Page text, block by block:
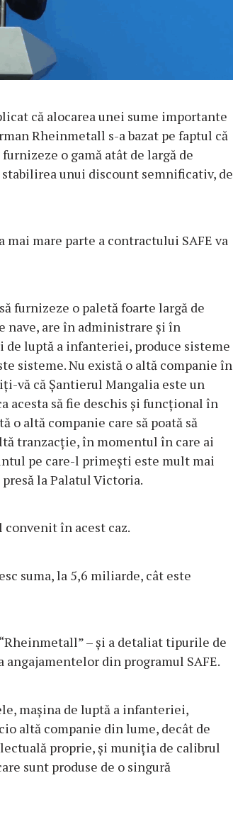
că alocarea unei sume importante
Rheinmetall s-a bazat pe faptul că
o gamă atât de largă de
unui discount semnificativ, de
mare parte a contractului SAFE va
furnizeze o paletă foarte largă de
nave, are în administrare şi în
luptă a infanteriei, produce sisteme
sisteme. Nu există o altă companie în
vă că Şantierul Mangalia este un
acesta să fie deschis şi funcţional în
o altă companie care să poată să
tranzacţie, în momentul în care ai
pe care-l primeşti este mult mai
la Palatul Victoria.
în acest caz.
suma, la 5,6 miliarde, cât este
– şi a detaliat tipurile de
angajamentelor din programul SAFE.
maşina de luptă a infanteriei,
altă companie din lume, decât de
proprie, şi muniţia de calibrul
sunt produse de o singură